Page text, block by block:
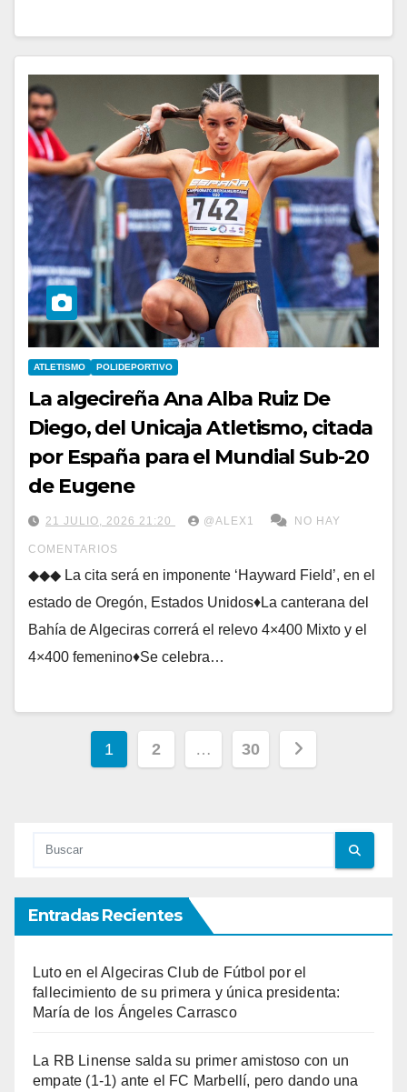
ATLETISMO POLIDEPORTIVO
La algecireña Ana Alba Ruiz De
Diego, del Unicaja Atletismo, citada
por España para el Mundial Sub-20
de Eugene
21 JULIO, 2026 21:20 @ALEX1 NO HAY
COMENTARIOS
◆◆◆ La cita será en imponente ‘Hayward Field’, en el
estado de Oregón, Estados Unidos♦La canterana del
Bahía de Algeciras correrá el relevo 4×400 Mixto y el
4×400 femenino♦Se celebra…
Paginación
1 2 … 30
Entradas Recientes
Luto en el Algeciras Club de Fútbol por el
fallecimiento de su primera y única presidenta:
María de los Ángeles Carrasco
La RB Linense salda su primer amistoso con un
empate (1-1) ante el FC Marbellí, pero dando una